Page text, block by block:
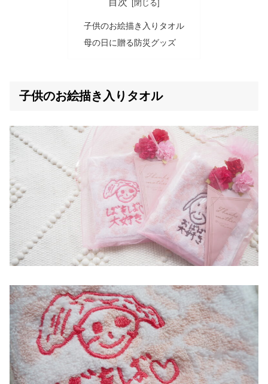
子供のお絵描き入りタオル
母の日に贈る防災グッズ
子供のお絵描き入りタオル